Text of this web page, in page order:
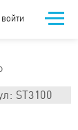
ВОЙТИ
ST3100